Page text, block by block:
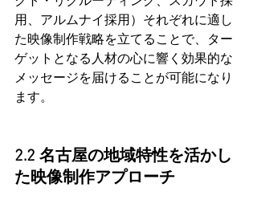
用、アルムナイ採用）それぞれに適し
た映像制作戦略を立てることで、ター
ゲットとなる人材の心に響く効果的な
メッセージを届けることが可能になり
ます。
2.2 名古屋の地域特性を活かし
た映像制作アプローチ